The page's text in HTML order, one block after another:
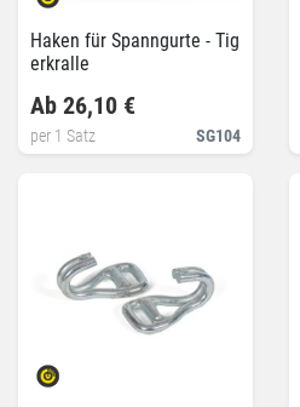
Haken für Spanngurte - Tig
erkralle
SG104
Ab 26,10 €
per 1 Satz